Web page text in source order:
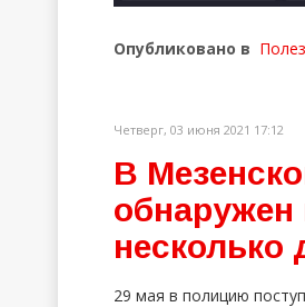
Опубликовано в
Четверг, 03 июня 2021 17:12
В
обнаружен
несколько
29 мая в полицию